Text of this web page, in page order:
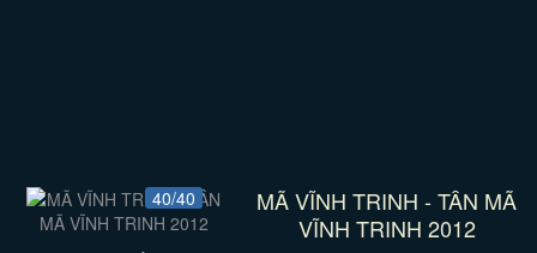
40/40
MÃ VĨNH TRINH - TÂN MÃ
VĨNH TRINH 2012